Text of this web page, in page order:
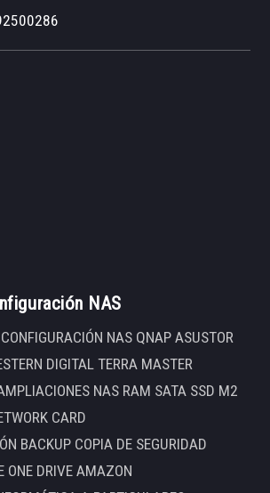
NAS
NAS QNAP ASUSTOR
DIGITAL TERRA MASTER
NAS RAM SATA SSD M2
CARD
BACKUP COPIA DE SEGURIDAD
ONE DRIVE AMAZON